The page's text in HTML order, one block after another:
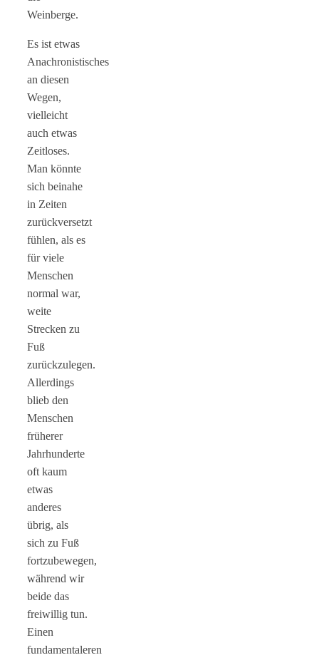
Weinberge.
Es ist etwas
Anachronistisches
an diesen
Wegen,
vielleicht
auch etwas
Zeitloses.
Man könnte
sich beinahe
in Zeiten
zurückversetzt
fühlen, als es
für viele
Menschen
normal war,
weite
Strecken zu
Fuß
zurückzulegen.
Allerdings
blieb den
Menschen
früherer
Jahrhunderte
oft kaum
etwas
anderes
übrig, als
sich zu Fuß
fortzubewegen,
während wir
beide das
freiwillig tun.
Einen
fundamentaleren